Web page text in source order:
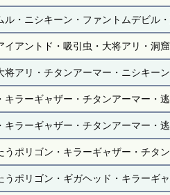
ル・ニシキーン・ファントムデビル
イアントド・吸引虫・大将アリ・洞
将アリ・チタンアーマー・ニシキー
キラーギャザー・チタンアーマー・
キラーギャザー・チタンアーマー・
うポリゴン・キラーギャザー・チタ
うポリゴン・ギガヘッド・キラーギ